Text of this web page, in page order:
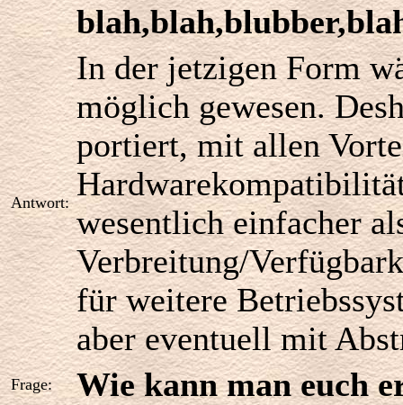
Antwort:
In der jetzigen Form
möglich gewesen.
portiert, mit allen
wesentlich einfacher
Verbreitung/
für weitere
aber eventuell mit
Frage: Wie kann man euch